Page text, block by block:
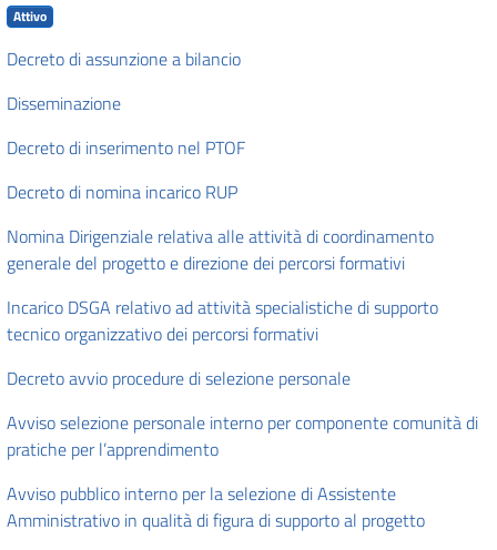
Attivo
Decreto di assunzione a bilancio
Disseminazione
Decreto di inserimento nel PTOF
Decreto di nomina incarico RUP
Nomina Dirigenziale relativa alle attività di coordinamento
generale del progetto e direzione dei percorsi formativi
Incarico DSGA relativo ad attività specialistiche di supporto
tecnico organizzativo dei percorsi formativi
Decreto avvio procedure di selezione personale
Avviso selezione personale interno per componente comunità di
pratiche per l’apprendimento
Avviso pubblico interno per la selezione di Assistente
Amministrativo in qualità di figura di supporto al progetto